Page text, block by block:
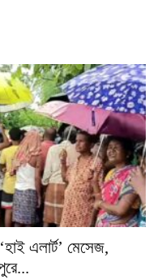
এলার্ট’ মেসেজ,